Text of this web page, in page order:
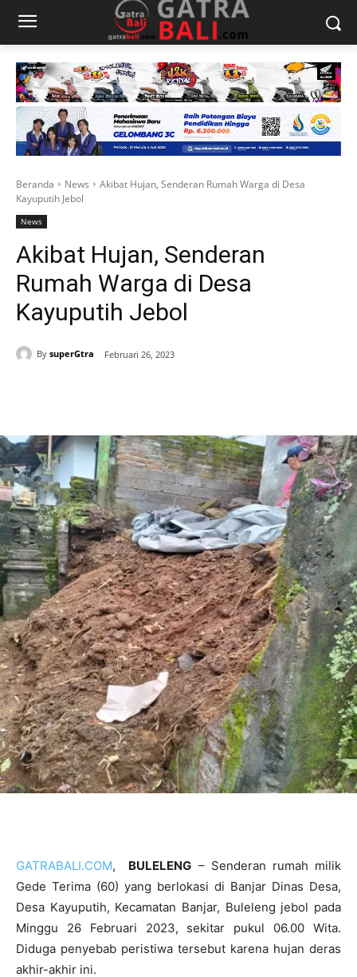
Beranda News
Akibat Hujan, Senderan Rumah Warga di Desa
Kayuputih Jebol
News
Akibat Hujan, Senderan
Rumah Warga di Desa
Kayuputih Jebol
By superGtra Februari 26, 2023
GATRABALI.COM, BULELENG – Senderan rumah milik
Gede Terima (60) yang berlokasi di Banjar Dinas Desa,
Desa Kayuputih, Kecamatan Banjar, Buleleng jebol pada
Minggu 26 Februari 2023, sekitar pukul 06.00 Wita.
Diduga penyebab peristiwa tersebut karena hujan deras
akhir-akhir ini.